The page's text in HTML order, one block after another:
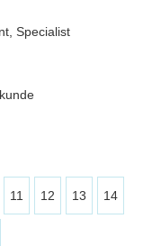
Specialist
11 12 13 14